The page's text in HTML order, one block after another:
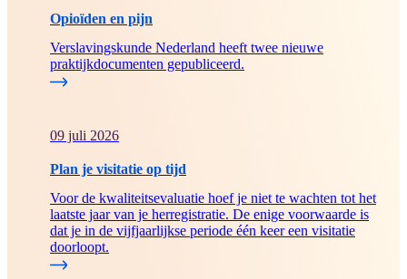
Opioïden en pijn
Verslavingskunde Nederland heeft twee nieuwe
praktijkdocumenten gepubliceerd.
09 juli 2026
Plan je visitatie op tijd
Voor de kwaliteitsevaluatie hoef je niet te wachten tot het
laatste jaar van je herregistratie. De enige voorwaarde is
dat je in de vijfjaarlijkse periode één keer een visitatie
doorloopt.